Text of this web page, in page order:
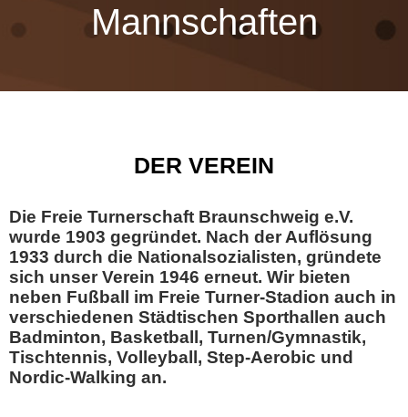
Mannschaften
DER VEREIN
Die Freie Turnerschaft Braunschweig e.V.
wurde 1903 gegründet. Nach der Auflösung
1933 durch die Nationalsozialisten, gründete
sich unser Verein 1946 erneut. Wir bieten
neben Fußball im Freie Turner-Stadion auch in
verschiedenen Städtischen Sporthallen auch
Badminton, Basketball, Turnen/Gymnastik,
Tischtennis, Volleyball, Step-Aerobic und
Nordic-Walking an.